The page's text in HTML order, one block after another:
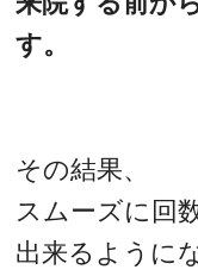
す。
その結果、
スムーズに回
出来るように